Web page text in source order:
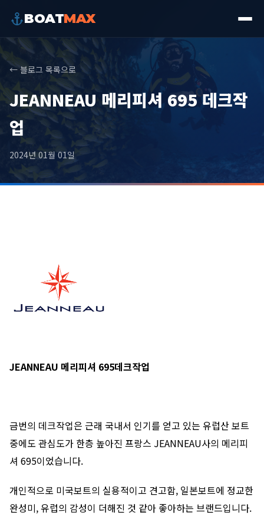
BOATMAX
← 블로그 목록으로
JEANNEAU 메리피셔 695 데크작
업
2024년 01월 01일
JEANNEAU 메리피셔 695데크작업
금번의 데크작업은 근래 국내서 인기를 얻고 있는 유럽산 보트
중에도 관심도가 한층 높아진 프랑스 JEANNEAU사의 메리피
셔 695이었습니다.
개인적으로 미국보트의 실용적이고 견고함, 일본보트에 정교한
완성미, 유럽의 감성이 더해진 것 같아 좋아하는 브랜드입니다.